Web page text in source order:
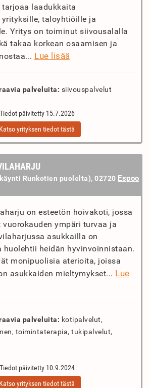
tarjoaa laadukkaita
taloyhtiöille ja
Yritys on toiminut siivousalalla
takaa korkean osaamisen ja
Lue lisää
palveluita: siivouspalvelut
Tiedot päivitetty 15.7.2026
Katso yrityksen tiedot tästä
Runkotien puolelta), 02720 Espoo
on esteetön hoivakoti, jossa
ympäri turvaa ja
asukkailla on
huolehtii heidän hyvinvoinnistaan.
monipuolisia aterioita, joissa
asukkaiden mieltymykset... Lue
palveluita: kotipalvelut,
toimintaterapia, tukipalvelut,
Tiedot päivitetty 10.9.2024
Katso yrityksen tiedot tästä